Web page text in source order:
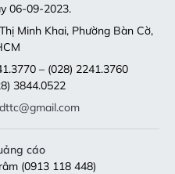
06-09-2023.
Minh Khai, Phường Bàn Cờ,
– (028) 2241.3760
3844.0522
cáo
(0913 118 448)